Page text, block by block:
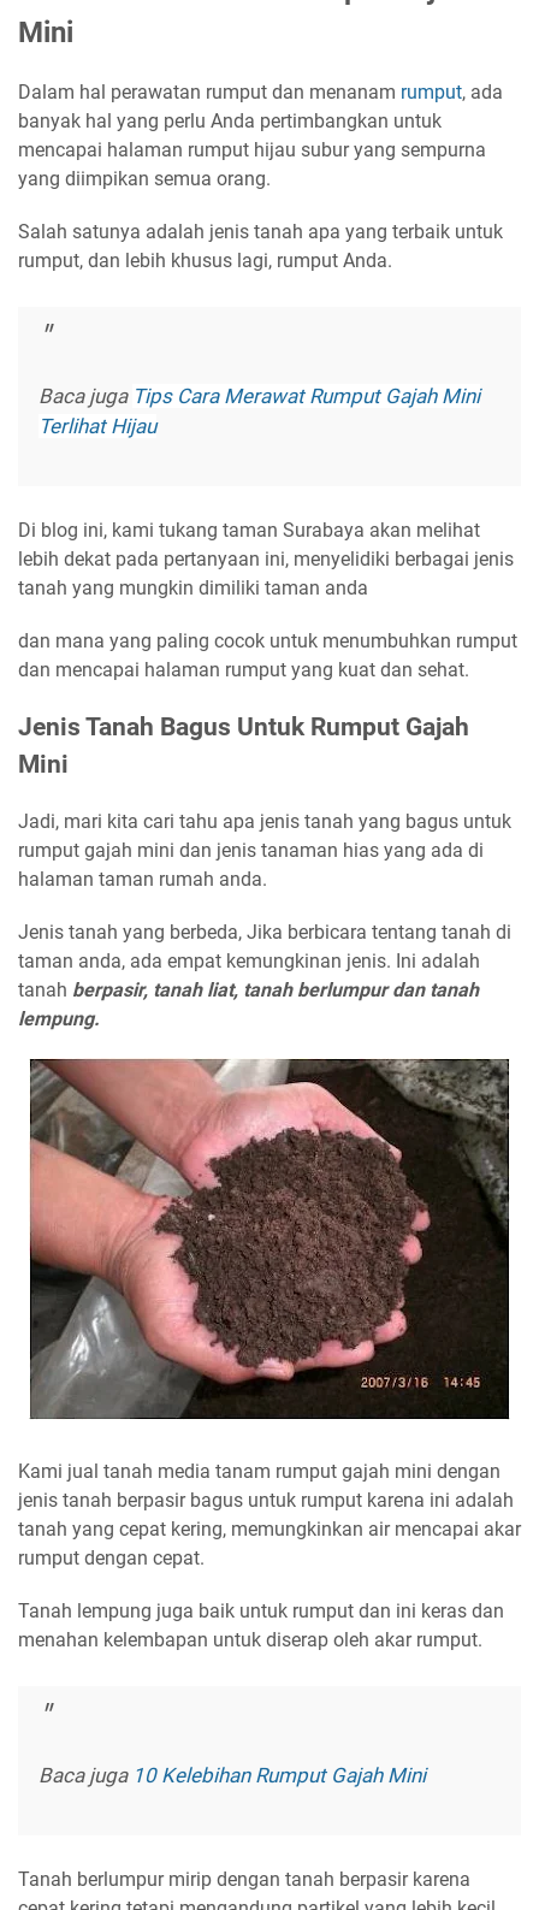
Mini
Dalam hal perawatan rumput dan menanam rumput, ada
banyak hal yang perlu Anda pertimbangkan untuk
mencapai halaman rumput hijau subur yang sempurna
yang diimpikan semua orang.
Salah satunya adalah jenis tanah apa yang terbaik untuk
rumput, dan lebih khusus lagi, rumput Anda.
Baca juga Tips Cara Merawat Rumput Gajah Mini
Terlihat Hijau
Di blog ini, kami tukang taman Surabaya akan melihat
lebih dekat pada pertanyaan ini, menyelidiki berbagai jenis
tanah yang mungkin dimiliki taman anda
dan mana yang paling cocok untuk menumbuhkan rumput
dan mencapai halaman rumput yang kuat dan sehat.
Jenis Tanah Bagus Untuk Rumput Gajah
Mini
Jadi, mari kita cari tahu apa jenis tanah yang bagus untuk
rumput gajah mini dan jenis tanaman hias yang ada di
halaman taman rumah anda.
Jenis tanah yang berbeda, Jika berbicara tentang tanah di
taman anda, ada empat kemungkinan jenis. Ini adalah
tanah berpasir, tanah liat, tanah berlumpur dan tanah
lempung.
Kami jual tanah media tanam rumput gajah mini dengan
jenis tanah berpasir bagus untuk rumput karena ini adalah
tanah yang cepat kering, memungkinkan air mencapai akar
rumput dengan cepat.
Tanah lempung juga baik untuk rumput dan ini keras dan
menahan kelembapan untuk diserap oleh akar rumput.
Baca juga 10 Kelebihan Rumput Gajah Mini
Tanah berlumpur mirip dengan tanah berpasir karena